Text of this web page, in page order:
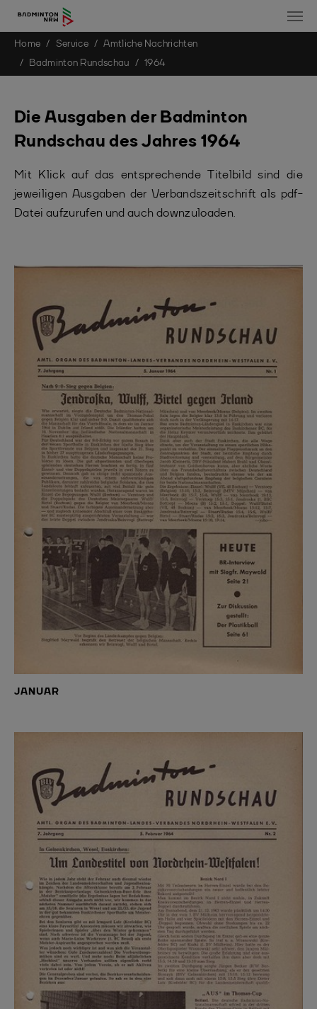
Skip to main content
You are here:
Home Service
Amtliche Nachrichten
Badminton Rundschau
1964
Die Ausgaben der Badminton
Rundschau des Jahres 1964
Mit Klick auf das entsprechende Titelbild sind die
jeweiligen Ausgaben der Verbandszeitschrift als pdf-
Datei aufzurufen und auch downzuloaden.
JANUAR